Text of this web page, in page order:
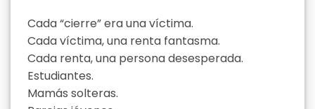
Cada “cierre” era una víctima.
Cada víctima, una renta fantasma.
Cada renta, una persona desesperada.
Estudiantes.
Mamás solteras.